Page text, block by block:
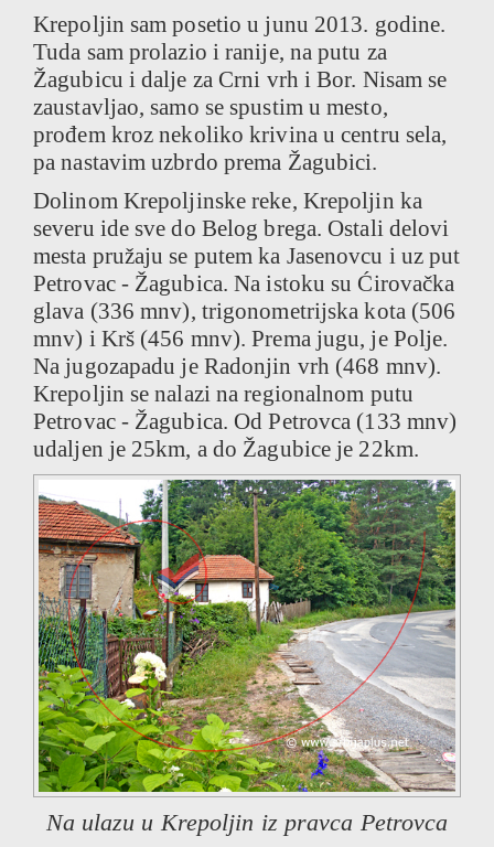
Krepoljin sam posetio u junu 2013. godine.
Tuda sam prolazio i ranije, na putu za
Žagubicu i dalje za Crni vrh i Bor. Nisam se
zaustavljao, samo se spustim u mesto,
prođem kroz nekoliko krivina u centru sela,
pa nastavim uzbrdo prema Žagubici.
Dolinom Krepoljinske reke, Krepoljin ka
severu ide sve do Belog brega. Ostali delovi
mesta pružaju se putem ka Jasenovcu i uz put
Petrovac - Žagubica. Na istoku su Ćirovačka
glava (336 mnv), trigonometrijska kota (506
mnv) i Krš (456 mnv). Prema jugu, je Polje.
Na jugozapadu je Radonjin vrh (468 mnv).
Krepoljin se nalazi na regionalnom putu
Petrovac - Žagubica. Od Petrovca (133 mnv)
udaljen je 25km, a do Žagubice je 22km.
Na ulazu u Krepoljin iz pravca Petrovca